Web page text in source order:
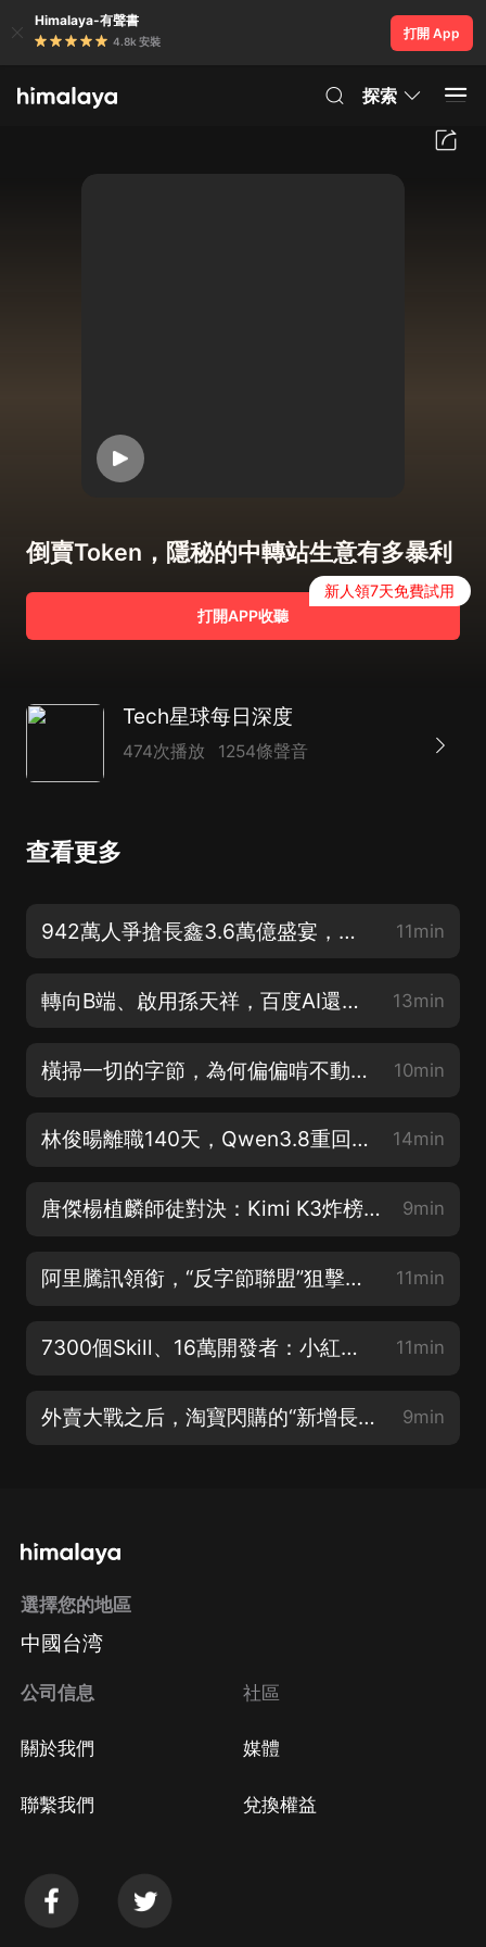
Himalaya-有聲書
4.8k 安裝
打開 App
探索
倒賣Token，隱秘的中轉站生意有多暴利
打開APP收聽
新人領7天免費試用
Tech星球每日深度
474次播放 1254條聲音
查看更多
942萬人爭搶長鑫3.6萬億盛宴，誰套現離場，誰重倉豪賭？ 11min
轉向B端、啟用孫天祥，百度AI還剩幾張底牌？ 13min
橫掃一切的字節，為何偏偏啃不動付費網文？ 10min
林俊暘離職140天，Qwen3.8重回開源，阿里大模型還能打嗎？ 14min
唐傑楊植麟師徒對決：Kimi K3炸榜，智譜蒸發3000億 9min
阿里騰訊領銜，“反字節聯盟”狙擊Seedance？ 11min
7300個Skill、16萬開發者：小紅書開始種“AI” 11min
外賣大戰之后，淘寶閃購的“新增長極” 9min
選擇您的地區
中國台湾
公司信息
關於我們
聯繫我們
社區
媒體
兌換權益